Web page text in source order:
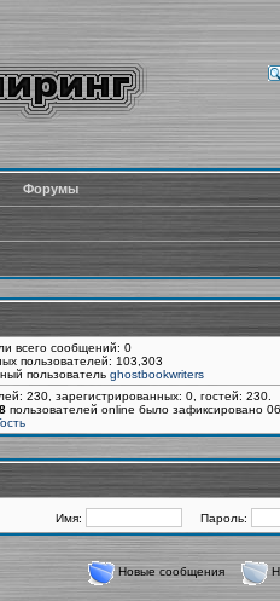
Форумы
всего сообщений: 0
пользователей: 103,303
пользователь ghostbookwriters
230, зарегистрированных: 0, гостей:
пользователей online было зафиксировано
Имя: Пароль:
Новые сообщения